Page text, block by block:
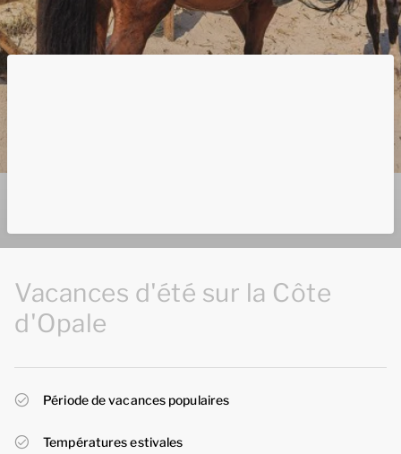
Vacances d'été sur la Côte
d'Opale
Période de vacances populaires
Températures estivales